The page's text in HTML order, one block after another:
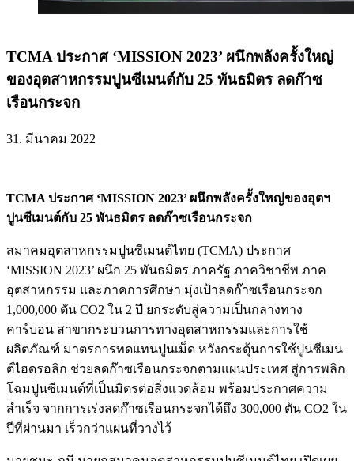
TCMA ประกาศ ‘MISSION 2023’ ผนึกพลังครั้งใหญ่
ของอุตสาหกรรมปูนซีเมนต์กับ 25 พันธมิตร ลดก๊าซ
เรือนกระจก
31. มีนาคม 2022
TCMA ประกาศ ‘MISSION 2023’ ผนึกพลังครั้งใหญ่ของอุตฯ
ปูนซีเมนต์กับ 25 พันธมิตร ลดก๊าซเรือนกระจก
สมาคมอุตสาหกรรมปูนซีเมนต์ไทย (TCMA) ประกาศ
‘MISSION 2023’ ผนึก 25 พันธมิตร ภาครัฐ ภาควิชาชีพ ภาค
อุตสาหกรรม และภาคการศึกษา มุ่งเป้าลดก๊าซเรือนกระจก
1,000,000 ตัน CO2 ใน 2 ปี ยกระดับสู่ความเป็นกลางทาง
คาร์บอน สาขากระบวนการทางอุตสาหกรรมและการใช้
ผลิตภัณฑ์ มาตรการทดแทนปูนเม็ด หวังกระตุ้นการใช้ปูนซีเมน
ต์ไฮดรอลิก ช่วยลดก๊าซเรือนกระจกตามแผนประเทศ สู่การพลิก
โฉมปูนซีเมนต์ที่เป็นมิตรต่อสิ่งแวดล้อม พร้อมประกาศความ
สำเร็จ จากการเร่งลดก๊าซเรือนกระจกได้ถึง 300,000 ตัน CO2 ใน
ปีที่ผ่านมา เร็วกว่าแผนที่วางไว้